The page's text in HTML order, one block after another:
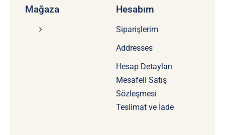
Mağaza Hesabım
Siparişlerim
Addresses
Hesap Detayları
Mesafeli Satış
Sözleşmesi
Teslimat ve İade